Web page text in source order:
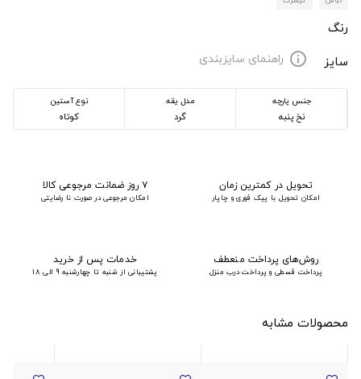
رنگ
سایز
info راهنمای سایزبندی
جنس پارچه
نخ پنبه
مدل یقه
گرد
نوع آستین
کوتاه
تحویل در کمترین زمان
امکان تحویل با پیک فوری و چاپار
۷ روز ضمانت مرجوعی کالا
امکان مرجوعی در صورت نا رضایتی
روش‌های پرداخت منعطف
پرداخت قسطی و پرداخت درب منزل
خدمات پس از خرید
پشتیبانی از شنبه تا چهارشنبه 9 الی 18
محصولات مشابه